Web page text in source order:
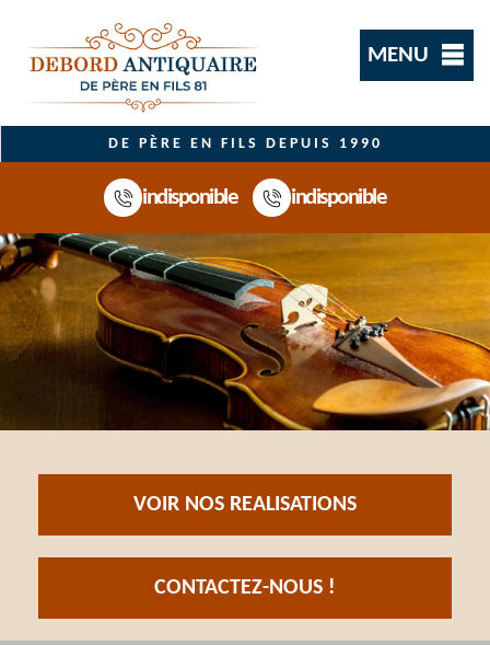
MENU
DE PÈRE EN FILS DEPUIS 1990
indisponible indisponible
VOIR NOS REALISATIONS
CONTACTEZ-NOUS !